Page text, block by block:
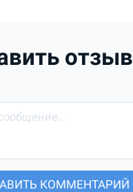
отзыв
КОММЕНТАРИЙ